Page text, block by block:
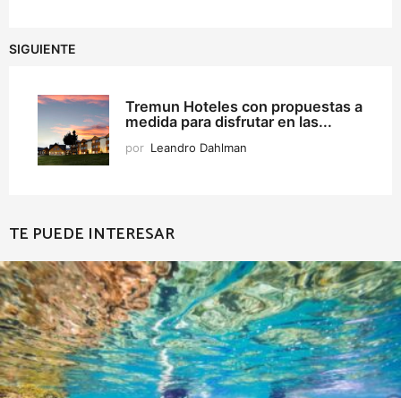
SIGUIENTE
Tremun Hoteles con propuestas a
medida para disfrutar en las...
por Leandro Dahlman
TE PUEDE INTERESAR